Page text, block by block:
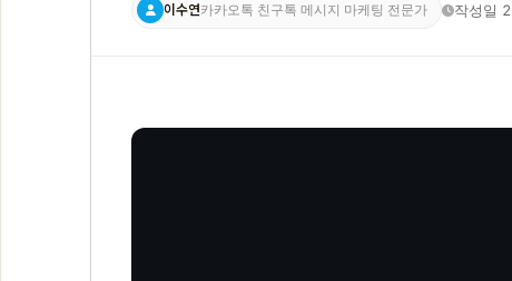
이수연카카오톡 친구톡 메시지 마케팅 전문가 작성일